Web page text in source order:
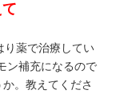
薬で治療してい
ン補充になるので
。教えてくださ